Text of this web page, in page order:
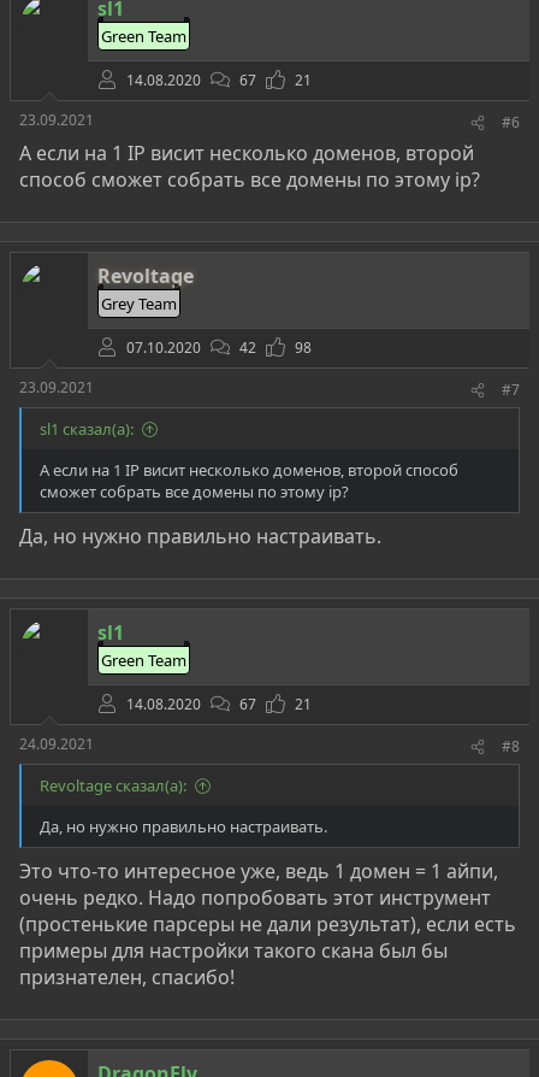
sl1
Green Team
14.08.2020 67
21
23.09.2021
#6
А если на 1 IP висит несколько доменов, второй
способ сможет собрать все домены по этому ip?
Revoltage
Grey Team
07.10.2020 42
98
23.09.2021
#7
sl1 сказал(а):
А если на 1 IP висит несколько доменов, второй способ
сможет собрать все домены по этому ip?
Да, но нужно правильно настраивать.
sl1
Green Team
14.08.2020 67
21
24.09.2021
#8
Revoltage сказал(а):
Да, но нужно правильно настраивать.
Это что-то интересное уже, ведь 1 домен = 1 айпи,
очень редко. Надо попробовать этот инструмент
(простенькие парсеры не дали результат), если есть
примеры для настройки такого скана был бы
признателен, спасибо!